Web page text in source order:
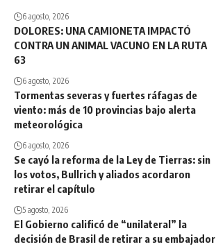
6 agosto, 2026
DOLORES: UNA CAMIONETA IMPACTÓ
CONTRA UN ANIMAL VACUNO EN LA RUTA
63
6 agosto, 2026
Tormentas severas y fuertes ráfagas de
viento: más de 10 provincias bajo alerta
meteorológica
6 agosto, 2026
Se cayó la reforma de la Ley de Tierras: sin
los votos, Bullrich y aliados acordaron
retirar el capítulo
5 agosto, 2026
El Gobierno calificó de “unilateral” la
decisión de Brasil de retirar a su embajador